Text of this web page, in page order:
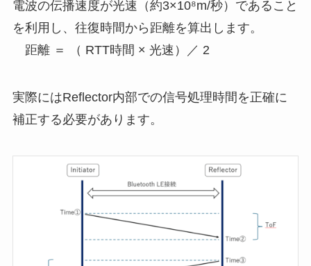
電波の伝播速度が光速（約3×10⁸m/秒）であること
を利用し、往復時間から距離を算出します。
距離 ＝ （ RTT時間 × 光速）／ 2
実際にはReflector内部での信号処理時間を正確に
補正する必要があります。